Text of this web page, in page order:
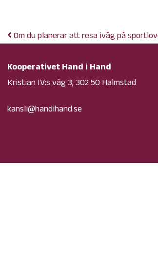
Om du planerar att resa iväg på
Kooperativet Hand i Hand
Kristian IV:s väg 3, 302 50 Halmstad
kansli@handihand.se